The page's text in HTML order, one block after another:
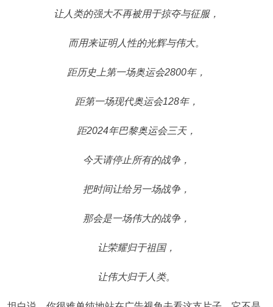
让人类的强大不再被用于掠夺与征服，
而用来证明人性的光辉与伟大。
距历史上第一场奥运会2800年，
距第一场现代奥运会128年，
距2024年巴黎奥运会三天，
今天请停止所有的战争，
把时间让给另一场战争，
那会是一场伟大的战争，
让荣耀归于祖国，
让伟大归于人类。